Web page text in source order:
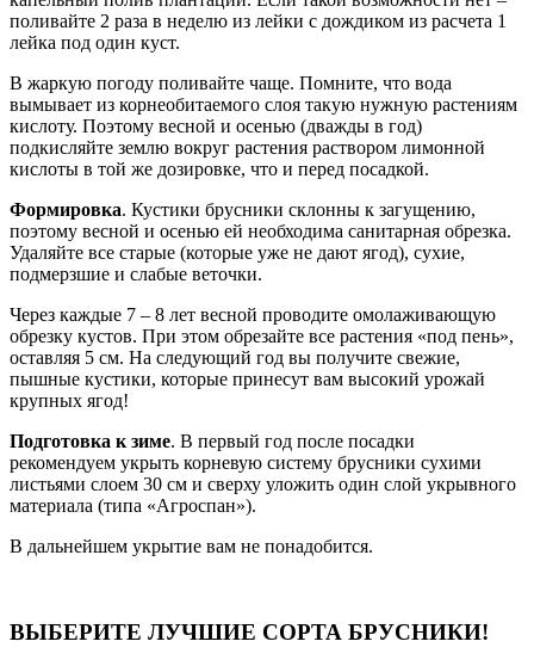
поливайте 2 раза в неделю из лейки с дождиком из расчета 1
лейка под один куст.
В жаркую погоду поливайте чаще. Помните, что вода
вымывает из корнеобитаемого слоя такую нужную растениям
кислоту. Поэтому весной и осенью (дважды в год)
подкисляйте землю вокруг растения раствором лимонной
кислоты в той же дозировке, что и перед посадкой.
Формировка. Кустики брусники склонны к загущению,
поэтому весной и осенью ей необходима санитарная обрезка.
Удаляйте все старые (которые уже не дают ягод), сухие,
подмерзшие и слабые веточки.
Через каждые 7 – 8 лет весной проводите омолаживающую
обрезку кустов. При этом обрезайте все растения «под пень»,
оставляя 5 см. На следующий год вы получите свежие,
пышные кустики, которые принесут вам высокий урожай
крупных ягод!
Подготовка к зиме. В первый год после посадки
рекомендуем укрыть корневую систему брусники сухими
листьями слоем 30 см и сверху уложить один слой укрывного
материала (типа «Агроспан»).
В дальнейшем укрытие вам не понадобится.
ВЫБЕРИТЕ ЛУЧШИЕ СОРТА БРУСНИКИ!